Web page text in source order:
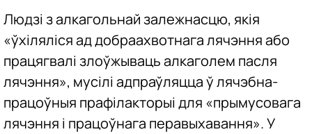
Людзі з алкагольнай залежнасцю, якія
«ўхіляліся ад добраахвотнага лячэння або
працягвалі злоўжываць алкаголем пасля
лячэння», мусілі адпраўляцца ў лячэбна-
працоўныя прафілакторыі для «прымусовага
лячэння і працоўнага перавыхавання». У